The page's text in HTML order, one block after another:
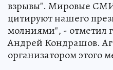
взрывы". Мировые
цитируют нашего
молниями", - отметил
Андрей Кондрашов.
организатором этого